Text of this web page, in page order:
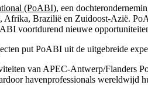
(PoABI), een
Afrika, Brazilië en Zuidoost-Azië.
voortdurend nieuwe
put PoABI uit de uitgebreide
van APEC-Antwerp/Flanders
havenprofessionals wereldwijd